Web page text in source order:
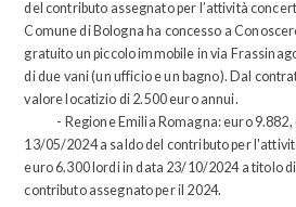
del contributo assegnato per l’attività
Comune di Bologna ha concesso a
gratuito un piccolo immobile in via
di due vani (un ufficio e un bagno). Dal
valore locatizio di 2.500 euro annui.
- Regione Emilia Romagna: euro
13/05/2024 a saldo del contributo per
euro 6.300 lordi in data 23/10/2024 a titolo
contributo assegnato per il 2024.